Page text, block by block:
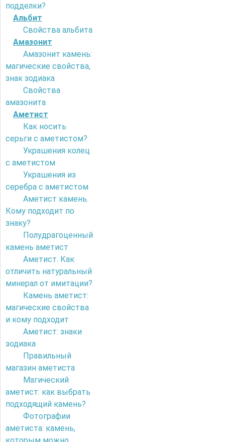
подделки?
Альбит
Свойства альбита
Амазонит
Амазонит камень:
магические свойства,
знак зодиака
Свойства
амазонита
Аметист
Как носить
серьги с аметистом?
Украшения колец
с аметистом
Украшения из
серебра с аметистом
Аметист камень.
Кому подходит по
знаку?
Полудрагоценный
камень аметист
Аметист. Как
отличить натуральный
минерал от имитации?
Камень аметист:
магические свойства
и кому подходит
Аметист: знаки
зодиака
Правильный
магазин аметиста
Магический
аметист: как выбрать
подходящий камень?
Фотографии
аметиста: камень,
которым можно